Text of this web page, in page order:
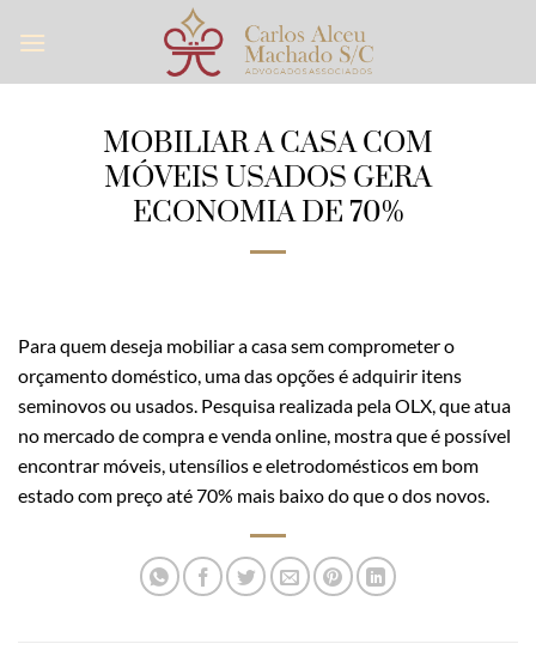
MOBILIAR A CASA COM
MÓVEIS USADOS GERA
ECONOMIA DE 70%
Para quem deseja mobiliar a casa sem comprometer o
orçamento doméstico, uma das opções é adquirir itens
seminovos ou usados. Pesquisa realizada pela OLX, que atua
no mercado de compra e venda online, mostra que é possível
encontrar móveis, utensílios e eletrodomésticos em bom
estado com preço até 70% mais baixo do que o dos novos.